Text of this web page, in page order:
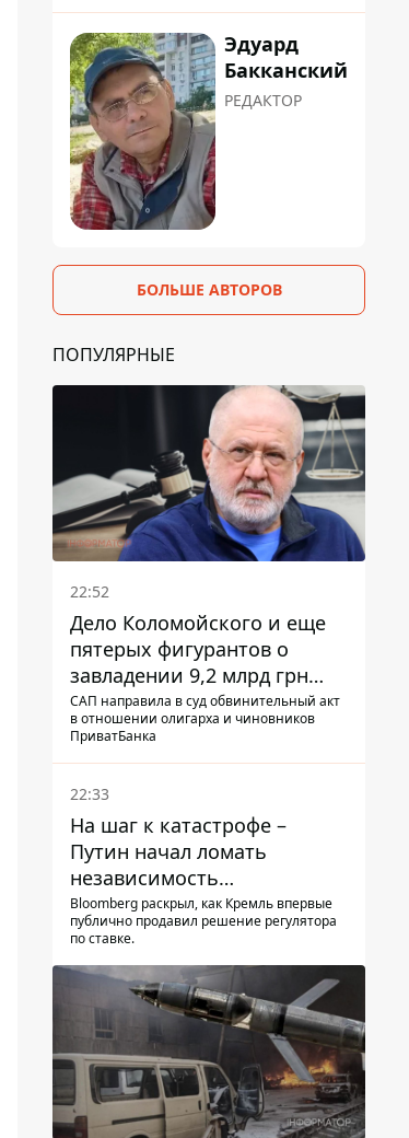
Эдуард
Бакканский
РЕДАКТОР
БОЛЬШЕ АВТОРОВ
ПОПУЛЯРНЫЕ
22:52
Дело Коломойского и еще
пятерых фигурантов о
завладении 9,2 млрд грн
ПриватБанка направили в
суд
САП направила в суд обвинительный акт
в отношении олигарха и чиновников
ПриватБанка
22:33
На шаг к катастрофе –
Путин начал ломать
независимость
собственного Центробанка,
заставив снизить базовую
Bloomberg раскрыл, как Кремль впервые
публично продавил решение регулятора
по ставке.